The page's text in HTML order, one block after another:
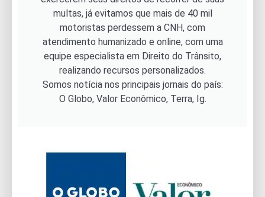
multas, já evitamos que mais de 40 mil
motoristas perdessem a CNH, com
atendimento humanizado e online, com uma
equipe especialista em Direito do Trânsito,
realizando recursos personalizados.
Somos notícia nos principais jornais do país:
O Globo, Valor Econômico, Terra, Ig.